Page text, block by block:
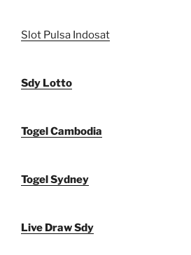
Slot Pulsa Indosat
Sdy Lotto
Togel Cambodia
Togel Sydney
Live Draw Sdy